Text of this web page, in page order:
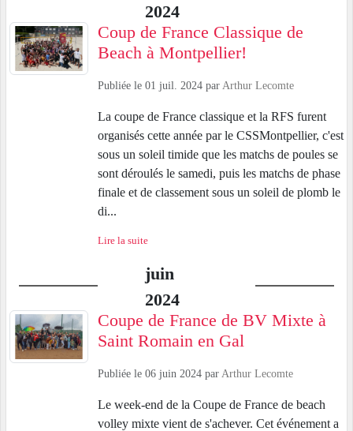
2024
Coup de France Classique de
Beach à Montpellier!
Publiée le 01 juil. 2024 par Arthur Lecomte
La coupe de France classique et la RFS furent
organisés cette année par le CSSMontpellier, c'est
sous un soleil timide que les matchs de poules se
sont déroulés le samedi, puis les matchs de phase
finale et de classement sous un soleil de plomb le
di...
Lire la suite
juin
2024
Coupe de France de BV Mixte à
Saint Romain en Gal
Publiée le 06 juin 2024 par Arthur Lecomte
Le week-end de la Coupe de France de beach
volley mixte vient de s'achever. Cet événement a